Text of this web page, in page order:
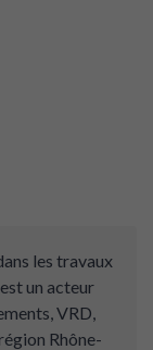
les travaux
un acteur
VRD,
Rhône-